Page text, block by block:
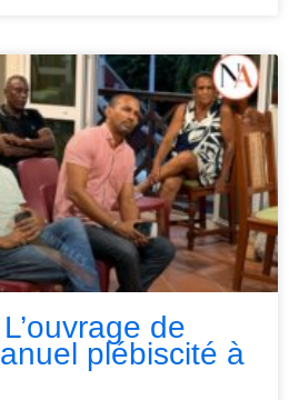
de
plébiscité à